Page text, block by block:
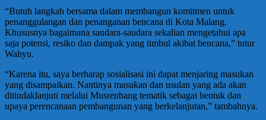
“Butuh langkah bersama dalam membangun komitmen untuk
penanggulangan dan penanganan bencana di Kota Malang.
Khususnya bagaimana saudara-saudara sekalian mengetahui apa
saja potensi, resiko dan dampak yang timbul akibat bencana,” tutur
Wahyu.
“Karena itu, saya berharap sosialisasi ini dapat menjaring masukan
yang disampaikan. Nantinya masukan dan usulan yang ada akan
ditindaklanjuti melalui Musrenbang tematik sebagai bentuk dan
upaya perencanaan pembangunan yang berkelanjutan,” tambahnya.